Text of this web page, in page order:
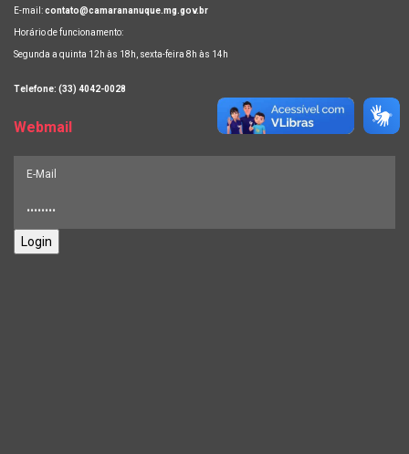
E-mail:contato@camarananuque.mg.gov.br
Horário de funcionamento:
Segunda a quinta 12h às 18h, sexta-feira 8h às 14h
Telefone: (33) 4042-0028
Webmail
Login